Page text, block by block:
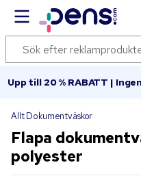
Upp till 20 % RABATT |
Allt Dokumentväskor
Flapa
polyester